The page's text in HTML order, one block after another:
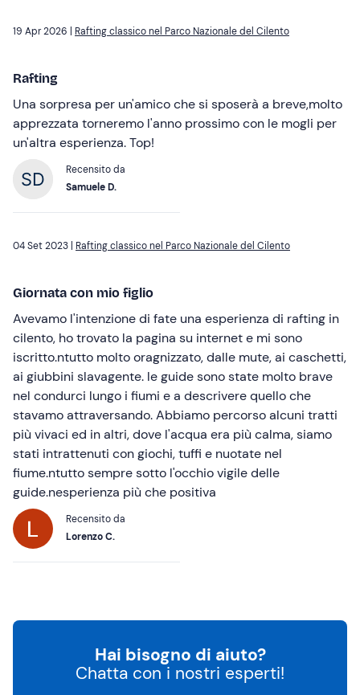
19 Apr 2026 | Rafting classico nel Parco Nazionale del Cilento
Rafting
Una sorpresa per un'amico che si sposerà a breve,molto
apprezzata torneremo l'anno prossimo con le mogli per
un'altra esperienza. Top!
Recensito da
Samuele D.
04 Set 2023 | Rafting classico nel Parco Nazionale del Cilento
Giornata con mio figlio
Avevamo l'intenzione di fate una esperienza di rafting in
cilento, ho trovato la pagina su internet e mi sono
iscritto.ntutto molto oragnizzato, dalle mute, ai caschetti,
ai giubbini slavagente. le guide sono state molto brave
nel condurci lungo i fiumi e a descrivere quello che
stavamo attraversando. Abbiamo percorso alcuni tratti
più vivaci ed in altri, dove l'acqua era più calma, siamo
stati intrattenuti con giochi, tuffi e nuotate nel
fiume.ntutto sempre sotto l'occhio vigile delle
guide.nesperienza più che positiva
Recensito da
Lorenzo C.
Hai bisogno di aiuto?
Chatta con i nostri esperti!